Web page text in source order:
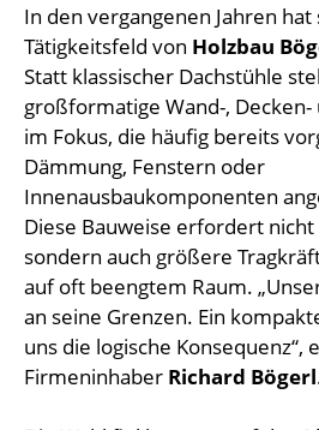
In den vergangenen Jahren hat
Tätigkeitsfeld von Holzbau
Statt klassischer Dachstühle
großformatige Wand-,
im Fokus, die häufig bereits
Dämmung, Fenstern oder
Innenausbaukomponenten
Diese Bauweise erfordert nicht
sondern auch größere
auf oft beengtem Raum.
an seine Grenzen. Ein
uns die logische Konsequenz“,
Firmeninhaber Richard Bögerl